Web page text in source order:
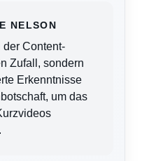
NELSON
Content-
Zufall, sondern
Erkenntnisse
um das